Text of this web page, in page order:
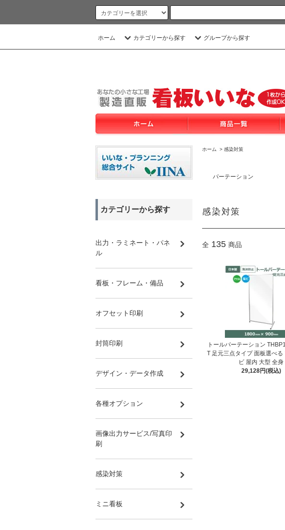
ホーム カテゴリーから探す グループから探す
ホーム > 感染対策
パーテーション
感染対策
全 135 商品
トールパーテーション
T 足元三点タイプ 面板選べる
ビ 屋内 大型 全身
29,128円(税込)
カテゴリーから探す
出力・ラミネート・パネ
ル
看板・フレーム・備品
オフセット印刷
封筒印刷
デザイン・データ作成
各種オプション
画像出力サービス/写真印
刷
感染対策
ミニ看板